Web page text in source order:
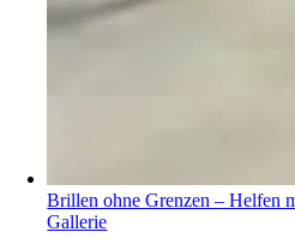
Brillen ohne Grenzen – Helfen
Gallerie